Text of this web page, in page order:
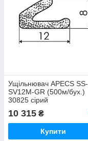
Ущільнювач APECS SS-
SV12M-GR (500м/бух.)
30825 сірий
10 315 ₴
Купити